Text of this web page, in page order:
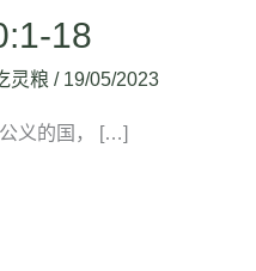
18
灵粮 / 19/05/2023
义的国， […]